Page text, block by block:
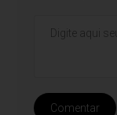
Comentar